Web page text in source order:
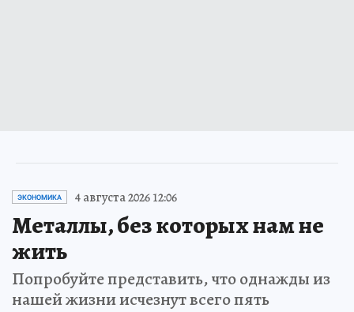
ЭКОНОМИКА 4 августа 2026 12:06
Металлы, без которых нам не
жить
Попробуйте представить, что однажды из
нашей жизни исчезнут всего пять